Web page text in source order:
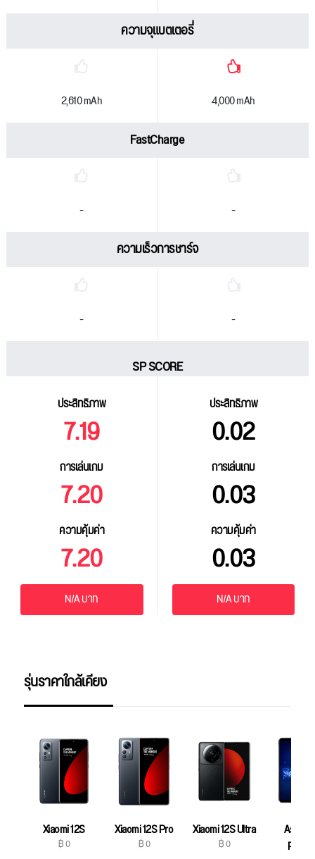
ความจุแบตเตอรี่
2,610 mAh 4,000 mAh
FastCharge
- -
ความเร็วการชาร์จ
- -
SP SCORE
ประสิทธิภาพ
7.19
การเล่นเกม
7.20
ความคุ้มค่า
7.20
ประสิทธิภาพ
0.02
การเล่นเกม
0.03
ความคุ้มค่า
0.03
N/A บาท N/A บาท
รุ่นราคาใกล้เคียง
Xiaomi 12S
฿ 0
Xiaomi 12S Pro
฿ 0
Xiaomi 12S Ultra
฿ 0
Asus